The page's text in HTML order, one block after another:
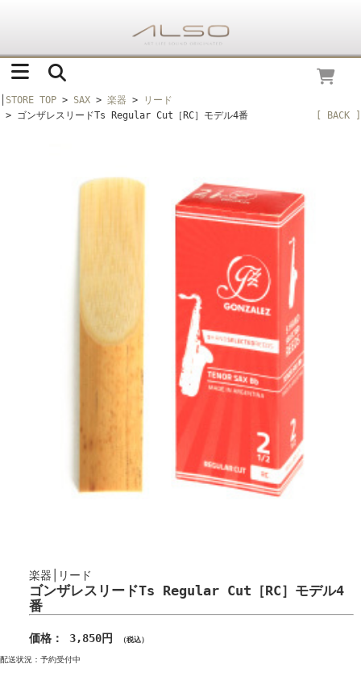
STORE TOP > SAX > 楽器 >
リード
> ゴンザレスリードTs Regular Cut［RC］モデル4番
[ BACK ]
楽器│リード
ゴンザレスリードTs Regular Cut［RC］モデル4
番
価格： 3,850円 （税込）
配送状況：予約受付中